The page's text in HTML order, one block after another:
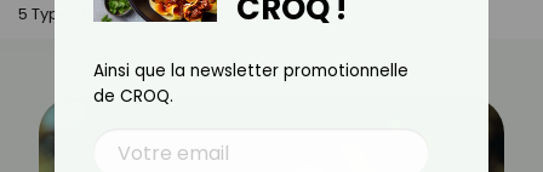
5 Types D’amis Toxiques Dont Vous Pouvez Vous Passer
Ainsi que la newsletter promotionnelle
de CROQ.